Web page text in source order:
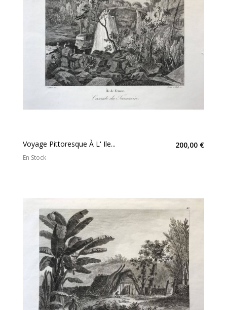
Voyage Pittoresque À L' Ile... 200,00 €
En Stock